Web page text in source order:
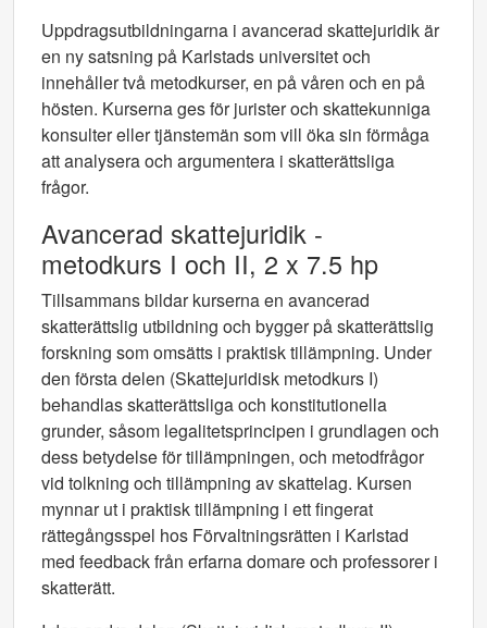
Uppdragsutbildningarna i avancerad skattejuridik är
en ny satsning på Karlstads universitet och
innehåller två metodkurser, en på våren och en på
hösten. Kurserna ges för jurister och skattekunniga
konsulter eller tjänstemän som vill öka sin förmåga
att analysera och argumentera i skatterättsliga
frågor.
Avancerad skattejuridik -
metodkurs I och II, 2 x 7.5 hp
Tillsammans bildar kurserna en avancerad
skatterättslig utbildning och bygger på skatterättslig
forskning som omsätts i praktisk tillämpning. Under
den första delen (Skattejuridisk metodkurs I)
behandlas skatterättsliga och konstitutionella
grunder, såsom legalitetsprincipen i grundlagen och
dess betydelse för tillämpningen, och metodfrågor
vid tolkning och tillämpning av skattelag. Kursen
mynnar ut i praktisk tillämpning i ett fingerat
rättegångsspel hos Förvaltningsrätten i Karlstad
med feedback från erfarna domare och professorer i
skatterätt.